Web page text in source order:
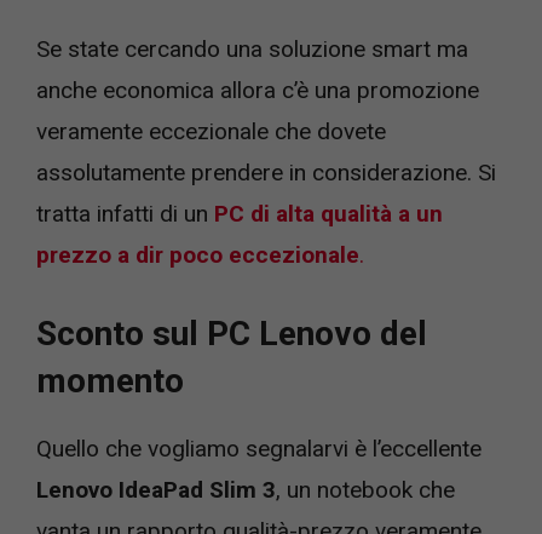
Se state cercando una soluzione smart ma
anche economica allora c’è una promozione
veramente eccezionale che dovete
assolutamente prendere in considerazione. Si
tratta infatti di un PC di alta qualità a un
prezzo a dir poco eccezionale.
Sconto sul PC Lenovo del
momento
Quello che vogliamo segnalarvi è l’eccellente
Lenovo IdeaPad Slim 3, un notebook che